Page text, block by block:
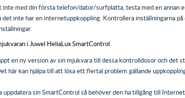
inte med din första telefon/dator/surfplatta, testa med en annan
det inte har en internetuppkoppling. Kontrollera inställningarna
i Juwel HeliaLux SmartControl
en ny version av sin mjukvara till dessa kontrolldosor och det
här kan hjälpa till att lösa ett flertal problem gällande
uppdatera sin SmartControl så behöver den ha tillgång till